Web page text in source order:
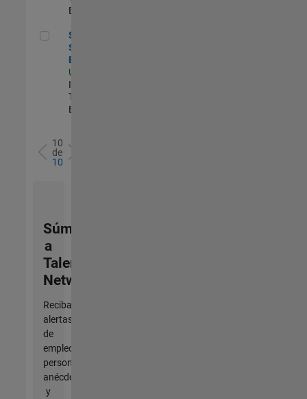
Experimentado
Senior Sailpoint IAM Engineer
Senior
Sailpoint IAM
Engineer
US-MA-Natick
Information
Technology |
Experimentado
10
de
10
Súmese
a
Talent
Network
Reciba
alertas
de
empleo
personalizadas,
anécdotas
y